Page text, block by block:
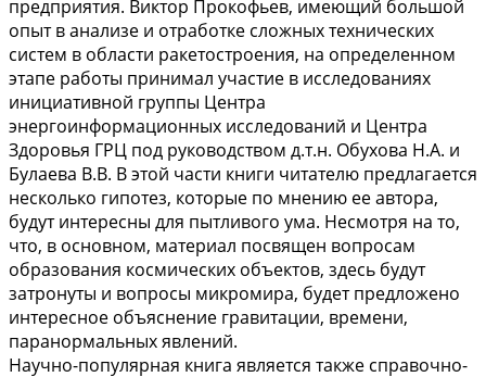
предприятия. Виктор Прокофьев, имеющий большой
опыт в анализе и отработке сложных технических
систем в области ракетостроения, на определенном
этапе работы принимал участие в исследованиях
инициативной группы Центра
энергоинформационных исследований и Центра
Здоровья ГРЦ под руководством д.т.н. Обухова Н.А. и
Булаева В.В. В этой части книги читателю предлагается
несколько гипотез, которые по мнению ее автора,
будут интересны для пытливого ума. Несмотря на то,
что, в основном, материал посвящен вопросам
образования космических объектов, здесь будут
затронуты и вопросы микромира, будет предложено
интересное объяснение гравитации, времени,
паранормальных явлений.
Научно-популярная книга является также справочно-